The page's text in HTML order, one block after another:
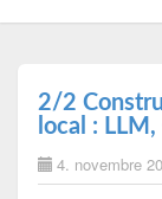
2/2
local :
4. novembre